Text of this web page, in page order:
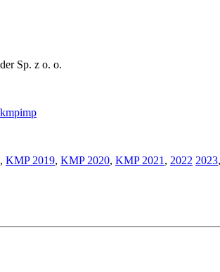
Sp. z o. o.
, KMP 2019, KMP 2020, KMP 2021 , 2022 2023,